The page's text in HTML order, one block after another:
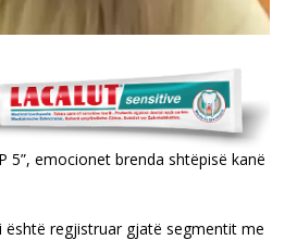
5”, emocionet brenda shtëpisë kanë
regjistruar gjatë segmentit me